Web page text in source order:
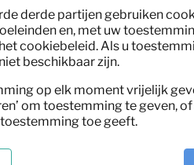
derde partijen gebruiken
en, met uw
cookiebeleid. Als u
beschikbaar zijn.
op elk moment vrijelijk
om toestemming te geven,
toe geeft.